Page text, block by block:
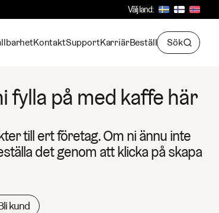
Välj land:
KontaktSupportKarriärBeställ Sök
fylla på med kaffe här
till ert företag. Om ni ännu inte
det genom att klicka på skapa
kund